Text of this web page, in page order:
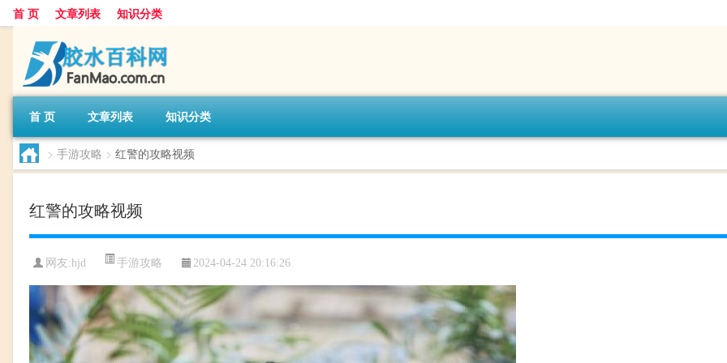
首 页 文章列表 知识分类
首 页 文章列表 知识分类
> 手游攻略 > 红警的攻略视频
红警的攻略视频
网友:hjd 手游攻略 2024-04-24 20:16:26